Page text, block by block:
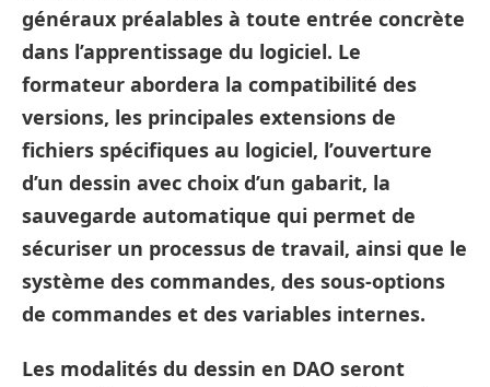
généraux préalables à toute entrée concrète
dans l’apprentissage du logiciel. Le
formateur abordera la compatibilité des
versions, les principales extensions de
fichiers spécifiques au logiciel, l’ouverture
d’un dessin avec choix d’un gabarit, la
sauvegarde automatique qui permet de
sécuriser un processus de travail, ainsi que le
système des commandes, des sous-options
de commandes et des variables internes.
Les modalités du dessin en DAO seront